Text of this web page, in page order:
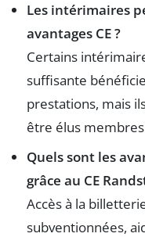
Les intérimaires
avantages CE ?
Certains
suffisante
prestations, mais
être élus
Quels sont les
grâce au CE
Accès à la
subventionnées,